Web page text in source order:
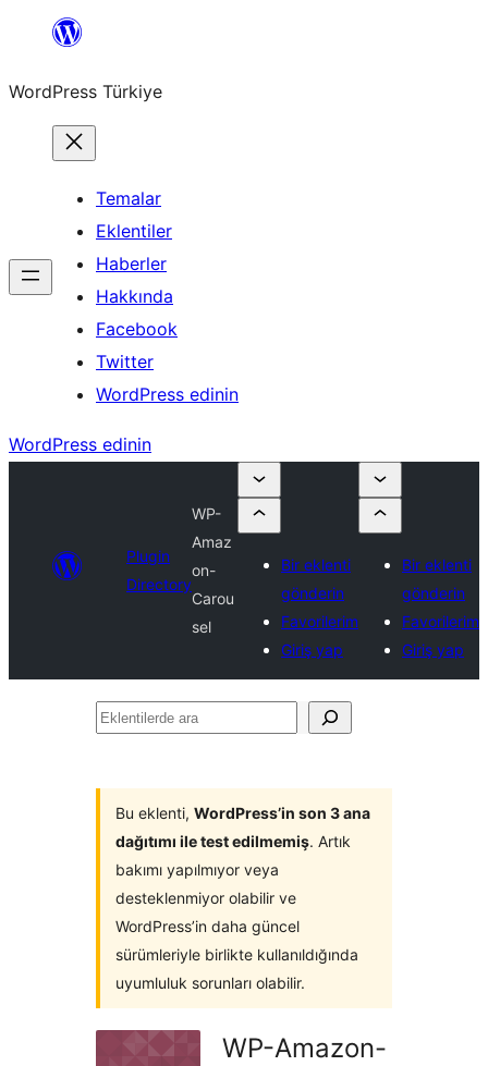
İçeriğe
WordPress Türkiye
Temalar
Eklentiler
Haberler
Hakkında
Facebook
Twitter
WordPress edinin
WordPress edinin
Plugin
Directory
WP-
Amaz
on-
Carou
sel
Bir eklenti
gönderin
Favorilerim
Giriş yap
Bir eklenti
gönderin
Favorilerim
Giriş yap
Eklentilerde
Bu eklenti, WordPress’in son 3 ana
dağıtımı ile test edilmemiş. Artık
bakımı yapılmıyor veya
desteklenmiyor olabilir ve
WordPress’in daha güncel
sürümleriyle birlikte kullanıldığında
uyumluluk sorunları olabilir.
WP-Amazon-